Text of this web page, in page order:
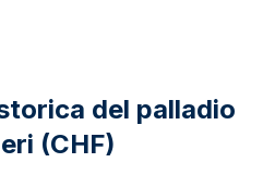
del palladio
(CHF)